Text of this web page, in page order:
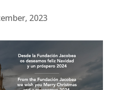
2023